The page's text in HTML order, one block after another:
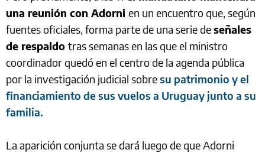
una reunión con Adorni en un encuentro que, según
fuentes oficiales, forma parte de una serie deseñales
de respaldo tras semanas en las que el ministro
coordinador quedó en el centro de la agenda pública
por la investigación judicial sobresu patrimonio y el
financiamiento de sus vuelos a Uruguay junto a su
familia.
La aparición conjunta se dará luego de que Adorni